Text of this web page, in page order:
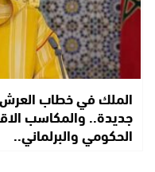
الملك في خطاب
جديدة.. والمكاسب
الحكومي والبرلماني..